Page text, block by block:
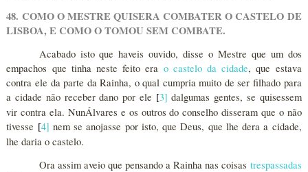
48. COMO O MESTRE QUISERA COMBATER O CASTELO DE
LISBOA, E COMO O TOMOU SEM COMBATE.
Acabado isto que haveis ouvido, disse o Mestre que um dos
empachos que tinha neste feito era o castelo da cidade, que estava
contra ele da parte da Rainha, o qual cumpria muito de ser filhado para
a cidade não receber dano por ele [3] dalgumas gentes, se quisessem
vir contra ela. NunÁlvares e os outros do conselho disseram que o não
tivesse [4] nem se anojasse por isto, que Deus, que lhe dera a cidade,
lhe daria o castelo.
Ora assim aveio que pensando a Rainha nas coisas trespassadas